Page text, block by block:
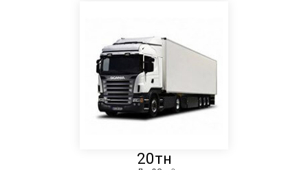
20тн